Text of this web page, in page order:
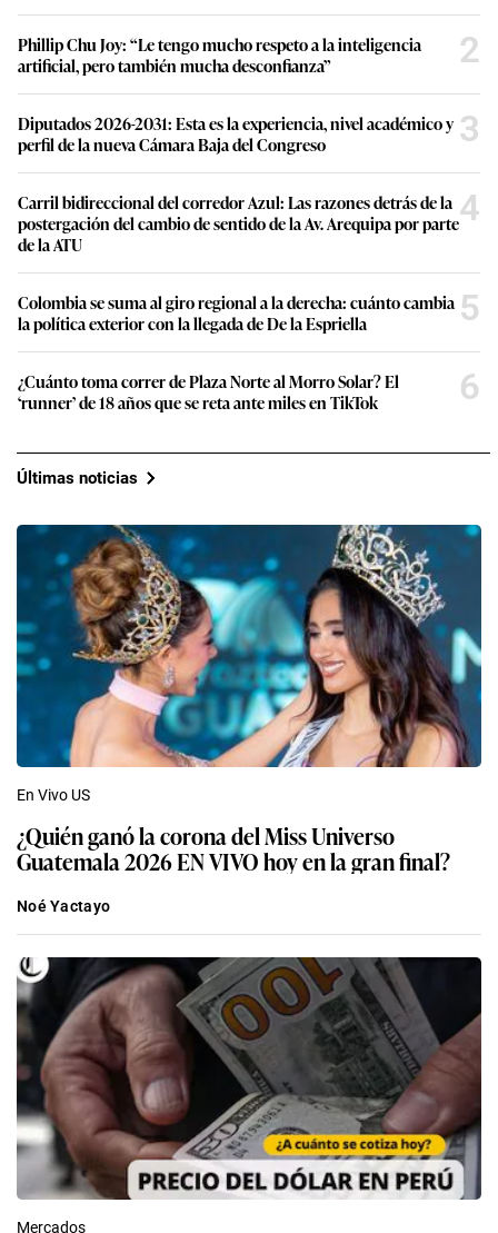
Phillip Chu Joy: “Le tengo mucho respeto a la inteligencia
artificial, pero también mucha desconfianza”
2
Diputados 2026-2031: Esta es la experiencia, nivel académico y
perfil de la nueva Cámara Baja del Congreso
3
Carril bidireccional del corredor Azul: Las razones detrás de la
postergación del cambio de sentido de la Av. Arequipa por parte
de la ATU
4
Colombia se suma al giro regional a la derecha: cuánto cambia
la política exterior con la llegada de De la Espriella
5
¿Cuánto toma correr de Plaza Norte al Morro Solar? El
‘runner’ de 18 años que se reta ante miles en TikTok
6
Últimas noticias
En Vivo US
¿Quién ganó la corona del Miss Universo
Guatemala 2026 EN VIVO hoy en la gran final?
Noé Yactayo
Mercados